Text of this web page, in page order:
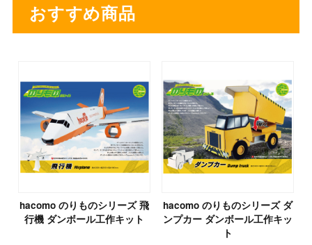
おすすめ商品
hacomo のりものシリーズ 飛
行機 ダンボール工作キット
hacomo のりものシリーズ ダ
ンプカー ダンボール工作キッ
ト